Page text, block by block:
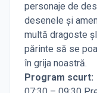
personaje de
desenele și
multă dragoste
părinte să se
în grija noastră.
Program scurt: